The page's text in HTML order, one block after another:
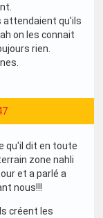
attendaient qu'ils
on les connait
rien.
qu'il dit en toute
zone nahli
et a parlé a
nous!!!
créent les